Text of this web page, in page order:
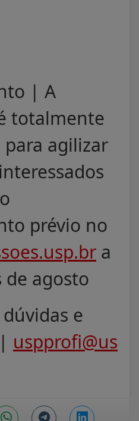
| A
totalmente
agilizar
prévio no
a
agosto
e
uspprofi@us